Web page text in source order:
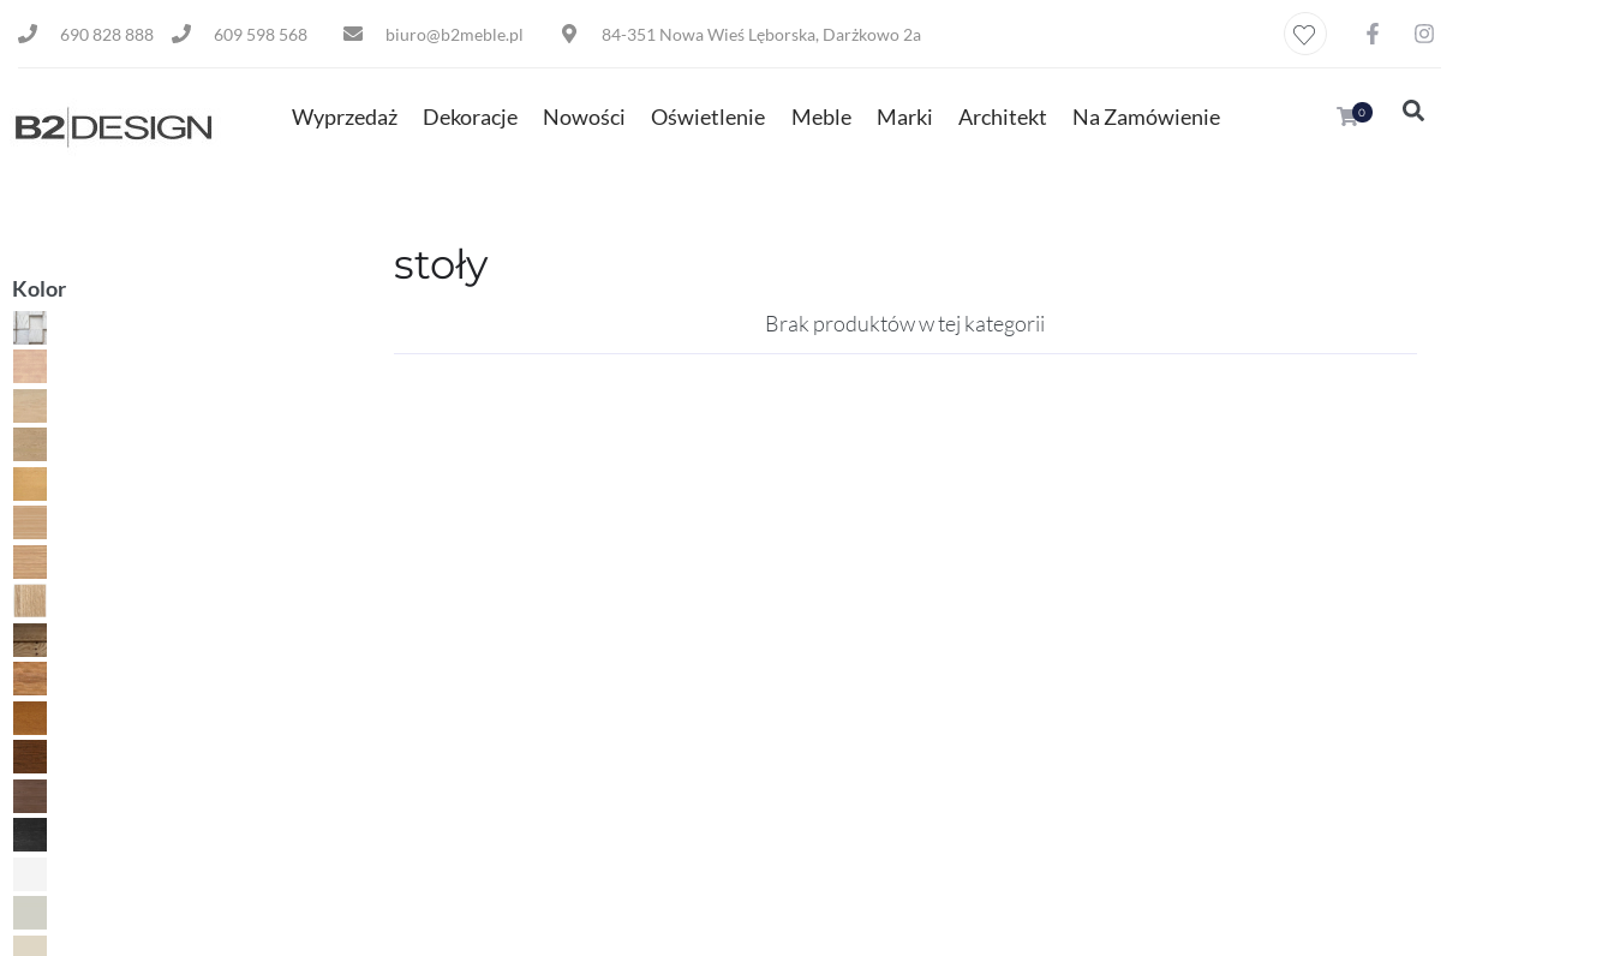
690 828 888 609 598 568 biuro@b2meble.pl 84-351 Nowa Wieś Lęborska, Darżkowo 2a
Wyprzedaż Dekoracje Nowości Oświetlenie Meble Marki Architekt Na Zamówienie 0
Kolor stoły
Brak produktów w tej kategorii